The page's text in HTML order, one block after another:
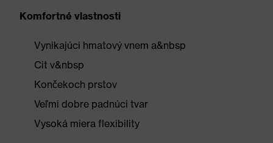
Komfortné vlastnosti
Vynikajúci hmatový vnem a&nbsp
Cit v&nbsp
Končekoch prstov
Veľmi dobre padnúci tvar
Vysoká miera flexibility